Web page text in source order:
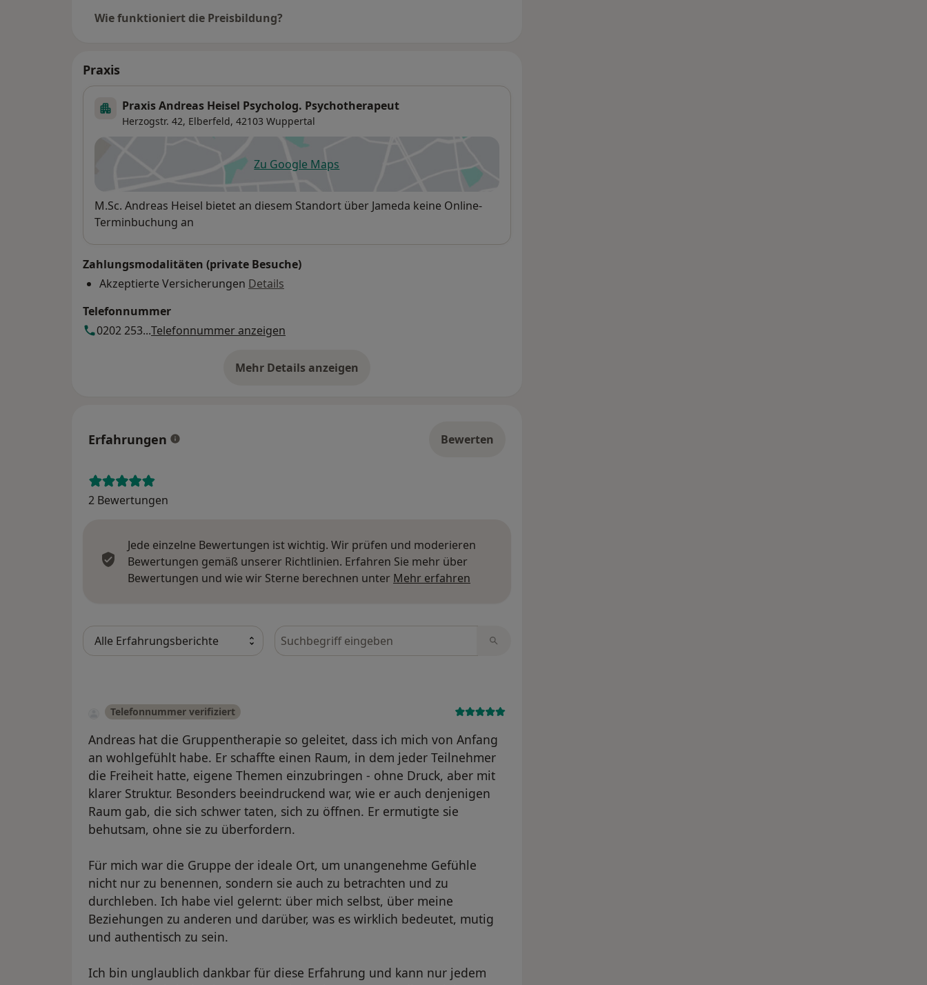
Wie funktioniert die Preisbildung?
Praxis
Praxis Andreas Heisel Psycholog. Psychotherapeut
Herzogstr. 42, Elberfeld, 42103 Wuppertal
Zu Google Mapsöffnet in einer neuen Registerkarte
Verfügbarkeit
M.Sc. Andreas Heisel bietet an diesem Standort über Jameda keine Online-
Terminbuchung an
Zahlungsmodalitäten (private Besuche)
Akzeptierte Versicherungen Details
Telefonnummer
0202 253...Telefonnummer anzeigen
Mehr Details anzeigen
über die Adresse
Erfahrungen Bewerten
2 Bewertungen
Jede einzelne Bewertungen ist wichtig. Wir prüfen und moderieren
Bewertungen gemäß unserer Richtlinien. Erfahren Sie mehr über
Bewertungen und wie wir Sterne berechnen unter Mehr erfahren
Bewertungen durchsuchen
Telefonnummer verifiziert
Andreas hat die Gruppentherapie so geleitet, dass ich mich von Anfang
an wohlgefühlt habe. Er schaffte einen Raum, in dem jeder Teilnehmer
die Freiheit hatte, eigene Themen einzubringen - ohne Druck, aber mit
klarer Struktur. Besonders beeindruckend war, wie er auch denjenigen
Raum gab, die sich schwer taten, sich zu öffnen. Er ermutigte sie
behutsam, ohne sie zu überfordern.
Für mich war die Gruppe der ideale Ort, um unangenehme Gefühle
nicht nur zu benennen, sondern sie auch zu betrachten und zu
durchleben. Ich habe viel gelernt: über mich selbst, über meine
Beziehungen zu anderen und darüber, was es wirklich bedeutet, mutig
und authentisch zu sein.
Ich bin unglaublich dankbar für diese Erfahrung und kann nur jedem